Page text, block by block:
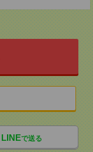
LINEで送る